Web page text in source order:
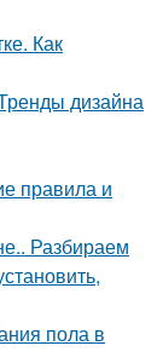
Как
дизайна
правила и
Разбираем
пола в